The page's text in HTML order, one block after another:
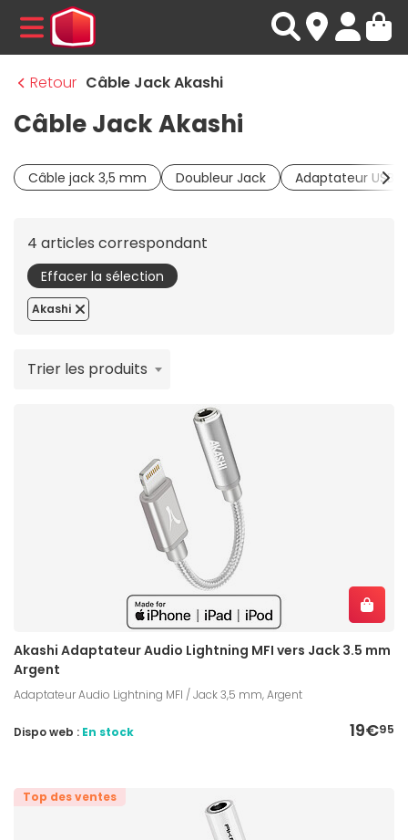
MENU
Retour Câble Jack Akashi
Câble Jack Akashi
Câble jack 3,5 mm Doubleur Jack Adaptateur USB-
4 articles correspondant
Effacer la sélection
Akashi
Trier les produits
Akashi Adaptateur Audio Lightning MFI vers Jack 3.5 mm
Argent
Adaptateur Audio Lightning MFI / Jack 3,5 mm, Argent
19€95
Dispo web : En stock
Top des ventes